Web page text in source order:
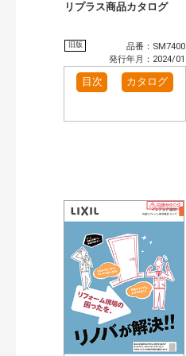
リプラス商品カタログ
旧版
品番：SM7400
発行年月：2024/01
目次 カタログ